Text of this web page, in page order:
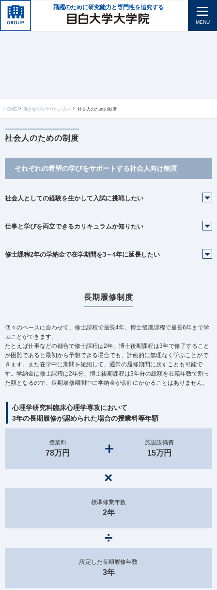
飛躍のために研究能力と専門性を追究する
MENU
HOME 働きながら学びたい方へ 社会人のための制度
社会人のための制度
それぞれの希望の学びをサポートする社会人向け制度
社会人としての経験を生かして入試に挑戦したい
仕事と学びを両立できるカリキュラムか知りたい
修士課程2年の学納金で在学期間を3～4年に延長したい
長期履修制度
個々のペースに合わせて、修士課程で最長4年、博士後期課程で最長6年まで学
ぶことができます。
たとえば仕事などの都合で修士課程は2年、博士後期課程は3年で修了すること
が困難であると最初から予想できる場合でも、計画的に無理なく学ぶことがで
きます。また在学中に期間を短縮して、通常の履修期間に戻すことも可能で
す。学納金は修士課程は2年分、博士後期課程は3年分の総額を在籍年数で割っ
た額となるので、長期履修期間中に学納金が余計にかかることはありません。
心理学研究科臨床心理学専攻において
3年の長期履修が認められた場合の授業料等年額
授業料
78万円
施設設備費
15万円
標準修業年数
2年
設定した長期履修年数
3年